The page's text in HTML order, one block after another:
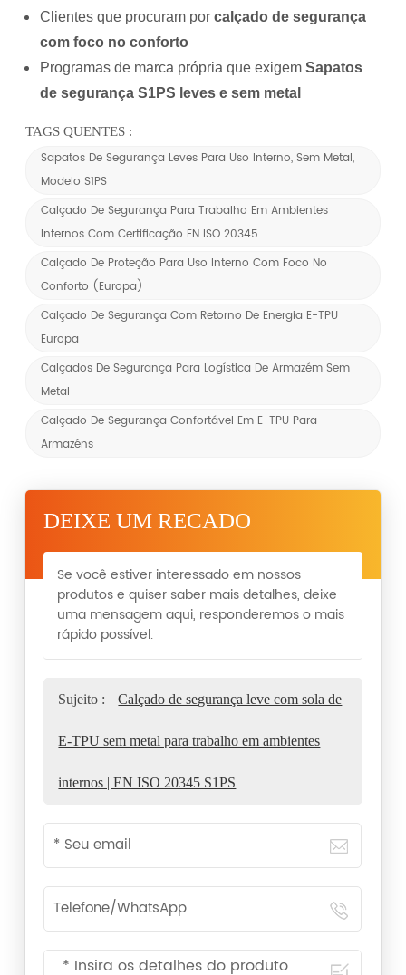
Clientes que procuram porcalçado de segurança
com foco no conforto
Programas de marca própria que exigemSapatos
de segurança S1PS leves e sem metal
TAGS QUENTES :
Sapatos De Segurança Leves Para Uso Interno, Sem Metal,
Modelo S1PS
Calçado De Segurança Para Trabalho Em Ambientes
Internos Com Certificação EN ISO 20345
Calçado De Proteção Para Uso Interno Com Foco No
Conforto (Europa)
Calçado De Segurança Com Retorno De Energia E-TPU
Europa
Calçados De Segurança Para Logística De Armazém Sem
Metal
Calçado De Segurança Confortável Em E-TPU Para
Armazéns
DEIXE UM RECADO
Se você estiver interessado em nossos
produtos e quiser saber mais detalhes, deixe
uma mensagem aqui, responderemos o mais
rápido possível.
Sujeito : Calçado de segurança leve com sola de
E-TPU sem metal para trabalho em ambientes
internos | EN ISO 20345 S1PS